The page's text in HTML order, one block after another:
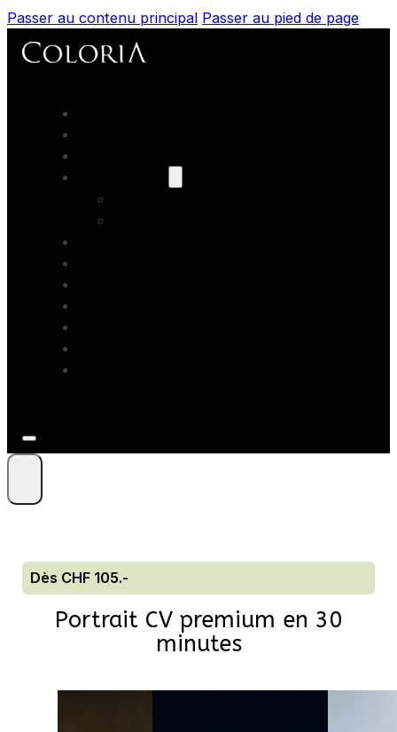
Passer au contenu principal Passer au pied de page
Dès CHF 105.-
Portrait CV premium en 30
minutes